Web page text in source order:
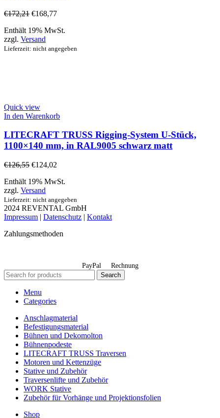
€172,21 €168,77
Enthält 19% MwSt.
zzgl. Versand
Lieferzeit: nicht angegeben
Quick view
In den Warenkorb
LITECRAFT TRUSS Rigging-System U-Stück,
1100×140 mm, in RAL9005 schwarz matt
€126,55 €124,02
Enthält 19% MwSt.
zzgl. Versand
Lieferzeit: nicht angegeben
2024 REVENTAL GmbH
Impressum | Datenschutz | Kontakt
Zahlungsmethoden
PayPal Rechnung
Search
Menu
Categories
Anschlagmaterial
Befestigungsmaterial
Bühnen und Dekomolton
Bühnenpodeste
LITECRAFT TRUSS Traversen
Motoren und Kettenzüge
Stative und Zubehör
Traversenlifte und Zubehör
WORK Stative
Zubehör für Vorhänge und Projektionsfolien
Shop